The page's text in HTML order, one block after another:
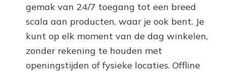
gemak van 24/7 toegang tot een breed
scala aan producten, waar je ook bent. Je
kunt op elk moment van de dag winkelen,
zonder rekening te houden met
openingstijden of fysieke locaties. Offline